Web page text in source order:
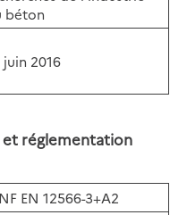
béton
juin 2016
et réglementation
NF EN 12566-3+A2